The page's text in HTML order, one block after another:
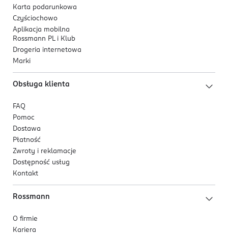
Karta podarunkowa
Czyściochowo
Aplikacja mobilna
Rossmann PL i Klub
Drogeria internetowa
Marki
Obsługa klienta
FAQ
Pomoc
Dostawa
Płatność
Zwroty i reklamacje
Dostępność usług
Kontakt
Rossmann
O firmie
Kariera